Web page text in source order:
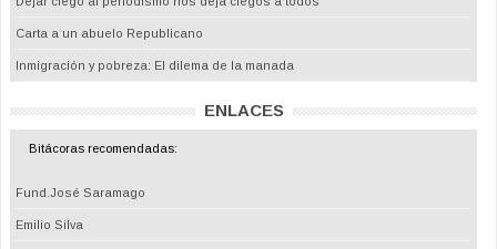
Carta a un abuelo Republicano
Inmigración y pobreza: El dilema de la manada
ENLACES
Bitácoras recomendadas:
Fund.José Saramago
Emilio Silva